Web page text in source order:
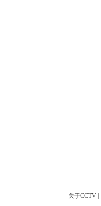
关于CCTV